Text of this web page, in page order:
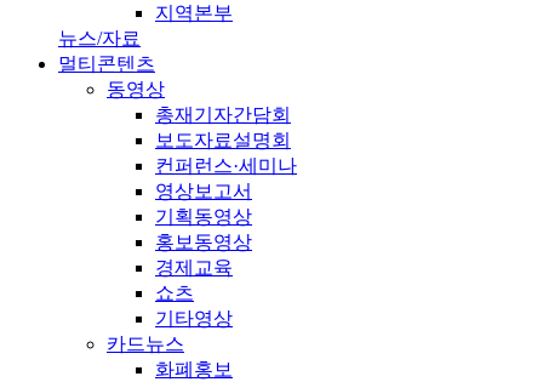
지역본부
뉴스/자료
멀티콘텐츠
동영상
총재기자간담회
보도자료설명회
컨퍼런스·세미나
영상보고서
기획동영상
홍보동영상
경제교육
쇼츠
기타영상
카드뉴스
화폐홍보